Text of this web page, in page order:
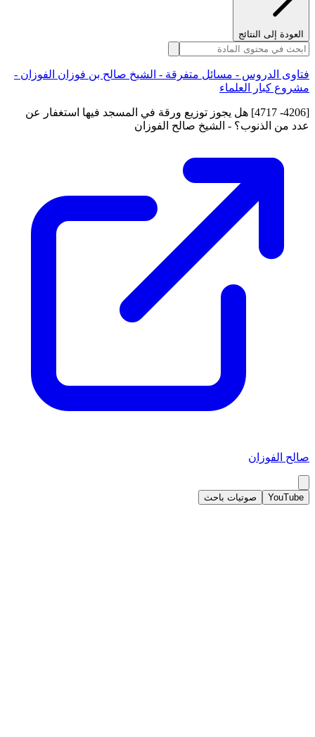
العودة إلى النتائج
فتاوى الدروس - مسائل متفرقة - الشيخ صالح بن فوزان الفوزان -
مشروع كبار العلماء
[4206- 4717] هل يجوز توزيع ورقة في المسجد فيها استغفار عن
عدد من الذنوب؟ - الشيخ صالح الفوزان
صالح الفوزان
YouTube صوتيات باحث